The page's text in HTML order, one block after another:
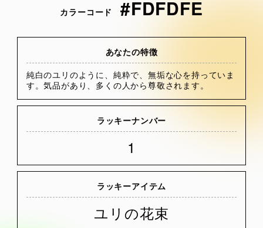
カラーコード #FDFDFE
あなたの特徴
純白のユリのように、純粋で、無垢な心を持っていま
す。気品があり、多くの人から尊敬されます。
ラッキーナンバー
1
ラッキーアイテム
ユリの花束